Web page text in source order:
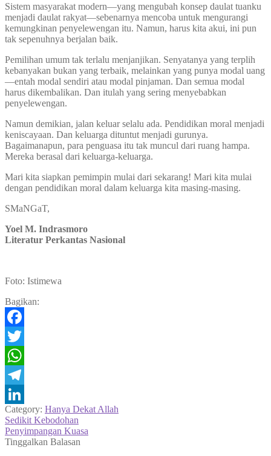
Sistem masyarakat modern—yang mengubah konsep daulat tuanku
menjadi daulat rakyat—sebenarnya mencoba untuk mengurangi
kemungkinan penyelewengan itu. Namun, harus kita akui, ini pun
tak sepenuhnya berjalan baik.
Pemilihan umum tak terlalu menjanjikan. Senyatanya yang terplih
kebanyakan bukan yang terbaik, melainkan yang punya modal uang
—entah modal sendiri atau modal pinjaman. Dan semua modal
harus dikembalikan. Dan itulah yang sering menyebabkan
penyelewengan.
Namun demikian, jalan keluar selalu ada. Pendidikan moral menjadi
keniscayaan. Dan keluarga dituntut menjadi gurunya.
Bagaimanapun, para penguasa itu tak muncul dari ruang hampa.
Mereka berasal dari keluarga-keluarga.
Mari kita siapkan pemimpin mulai dari sekarang! Mari kita mulai
dengan pendidikan moral dalam keluarga kita masing-masing.
SMaNGaT,
Yoel M. Indrasmoro
Literatur Perkantas Nasional
Foto: Istimewa
Bagikan:
Facebook
Twitter
WhatsApp
Telegram
LinkedIn
Category: Hanya Dekat Allah
Navigasi
pos
Previous
post:
Sedikit Kebodohan
Next
post:
Penyimpangan Kuasa
Tinggalkan Balasan